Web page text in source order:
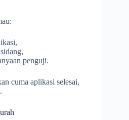
penguji.
cuma aplikasi selesai,